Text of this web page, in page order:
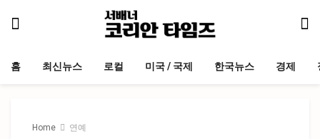
홈 최신뉴스 로컬 미국 / 국제 한국뉴스 경제
Home 연예